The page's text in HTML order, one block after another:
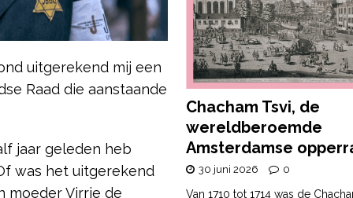
uitgerekend mij een
Raad die aanstaande
jaar geleden heb
was het uitgerekend
moeder Virrie de
Chacham Tsvi, de
wereldberoemde
Amsterdamse
30 juni 2026 0
Van 1710 tot 1714 was de